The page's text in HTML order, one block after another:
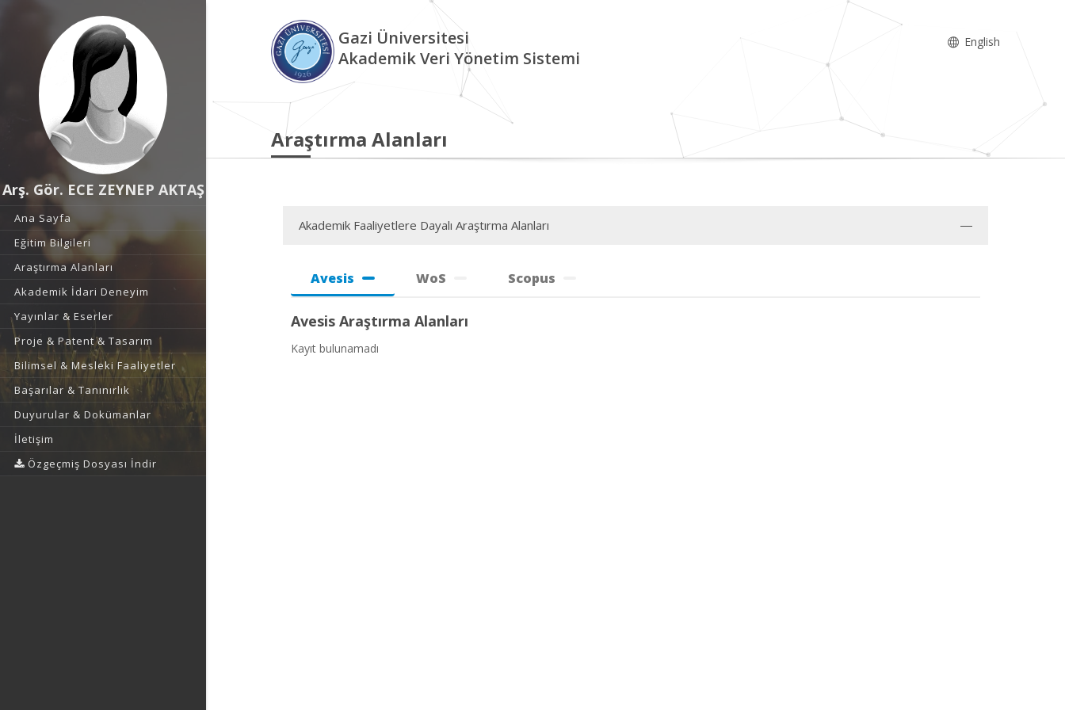
Arş. Gör. ECE ZEYNEP AKTAŞ
Ana Sayfa
Eğitim Bilgileri
Araştırma Alanları
Akademik İdari Deneyim
Yayınlar & Eserler
Proje & Patent & Tasarım
Bilimsel & Mesleki Faaliyetler
Başarılar & Tanınırlık
Duyurular & Dokümanlar
İletişim
Özgeçmiş Dosyası İndir
Gazi Üniversitesi
Akademik Veri Yönetim Sistemi
English
Araştırma Alanları
Akademik Faaliyetlere Dayalı Araştırma Alanları
Avesis WoS Scopus
Avesis Araştırma Alanları
Kayıt bulunamadı